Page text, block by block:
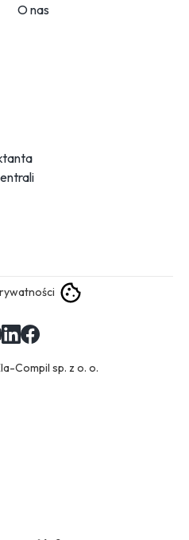
O nas
Compil sp. z o. o.